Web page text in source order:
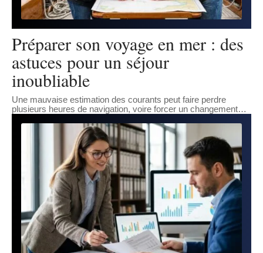
Préparer son voyage en mer : des
astuces pour un séjour
inoubliable
Une mauvaise estimation des courants peut faire perdre
plusieurs heures de navigation, voire forcer un changement…